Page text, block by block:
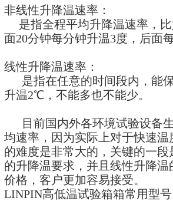
非线性升降温速率：
是指全程平均升降温速率，
面20分钟每分钟升温3度，后面
线性升降温速率：
是指在任意的时间段内，能
升温2℃，不能多也不能少。
目前国内外各环境试验设备
均速率，因为实际上对于快速
的难度是非常大的，关键的一
的升降温要求，并且线性升降
价格，客户更加容易接受。
LINPIN高低温试验箱箱常用型号